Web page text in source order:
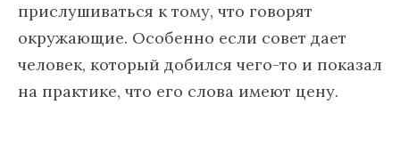
прислушиваться к тому, что говорят
окружающие. Особенно если совет дает
человек, который добился чего-то и показал
на практике, что его слова имеют цену.